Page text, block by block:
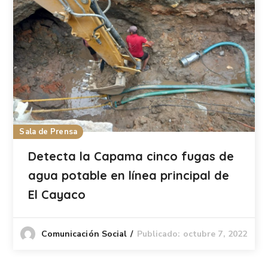
Sala de Prensa
Detecta la Capama cinco fugas de
agua potable en línea principal de
El Cayaco
Comunicación Social Publicado: octubre 7, 2022